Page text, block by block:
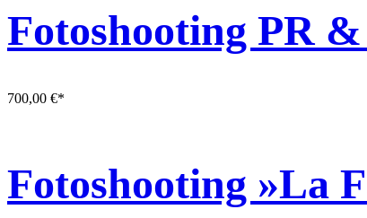
Fotoshooting PR
700,00 €*
Fotoshooting »La